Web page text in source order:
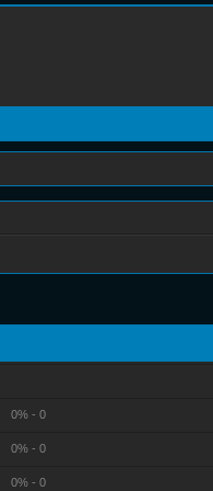
0% - 0
0% - 0
0% - 0